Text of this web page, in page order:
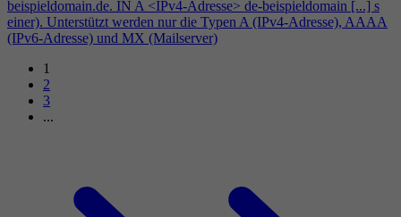
beispieldomain.de. IN A <IPv4-Adresse> de-beispieldomain [...] s
einer). Unterstützt werden nur die Typen A (IPv4-Adresse), AAAA
(IPv6-Adresse) und MX (Mailserver)
1
2
3
...